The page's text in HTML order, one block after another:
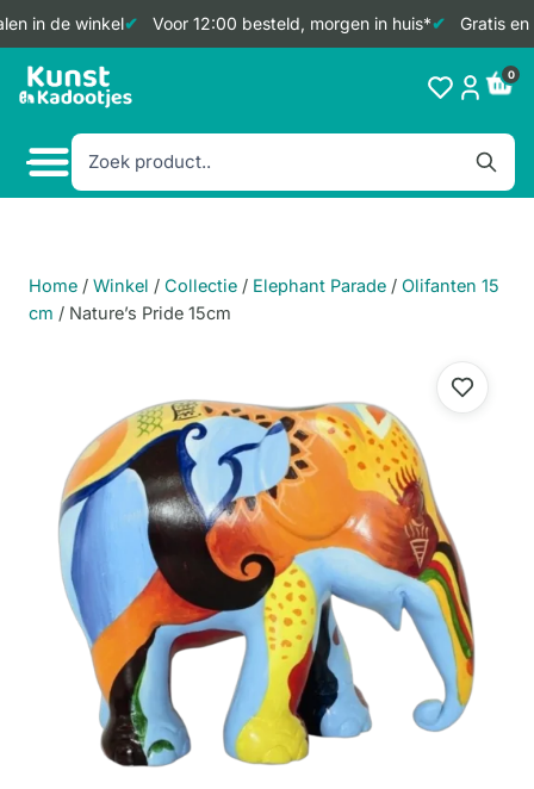
in de winkel Voor 12:00 besteld, morgen in huis* Gratis en
Doorgaan
naar
0
Home / Winkel / Collectie / Elephant Parade / Olifanten 15
cm / Nature’s Pride 15cm